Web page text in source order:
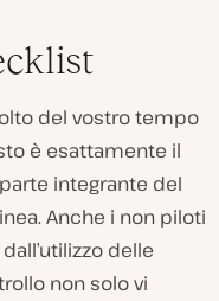
del vostro tempo
è esattamente il
integrante del
Anche i non piloti
delle
non solo vi